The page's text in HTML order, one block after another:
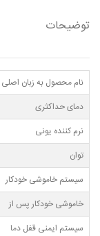
توضیحات
نام محصول به زبان اصلی
دمای حداکثری
نرم کننده یونی
توان
سیستم خاموشی خودکار
خاموشی خودکار پس از
سیستم ایمنی قفل دما